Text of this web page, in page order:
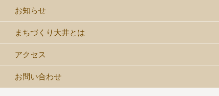
お知らせ
まちづくり大井とは
アクセス
お問い合わせ